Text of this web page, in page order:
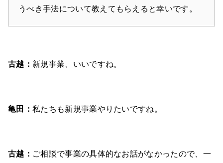
うべき手法について教えてもらえると幸いです。
古越： 新規事業、いいですね。
亀田： 私たちも新規事業やりたいですね。
古越： ご相談で事業の具体的なお話がなかったので、一